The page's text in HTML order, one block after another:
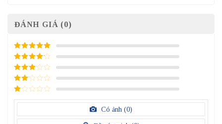
ĐÁNH GIÁ (0)
5/ 5 điểm
4/ 5
điểm
3/ 5
điểm
2/
điểm
1
điểm
Có ảnh (0)